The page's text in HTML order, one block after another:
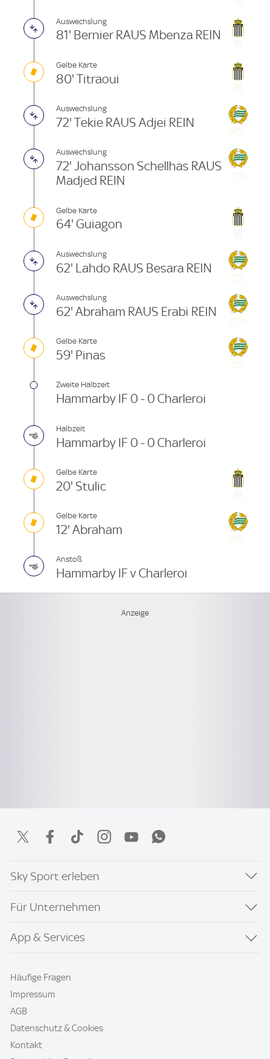
Auswechslung
81' Bernier RAUS Mbenza REIN
Gelbe Karte
80' Titraoui
Auswechslung
72' Tekie RAUS Adjei REIN
Auswechslung
72' Johansson Schellhas RAUS
Madjed REIN
Gelbe Karte
64' Guiagon
Auswechslung
62' Lahdo RAUS Besara REIN
Auswechslung
62' Abraham RAUS Erabi REIN
Gelbe Karte
59' Pinas
Zweite Halbzeit
Hammarby IF 0 - 0 Charleroi
Halbzeit
Hammarby IF 0 - 0 Charleroi
Gelbe Karte
20' Stulic
Gelbe Karte
12' Abraham
Anstoß
Hammarby IF v Charleroi
Sky Sport erleben
Für Unternehmen
App & Services
Häufige Fragen
Impressum
AGB
Datenschutz & Cookies
Kontakt